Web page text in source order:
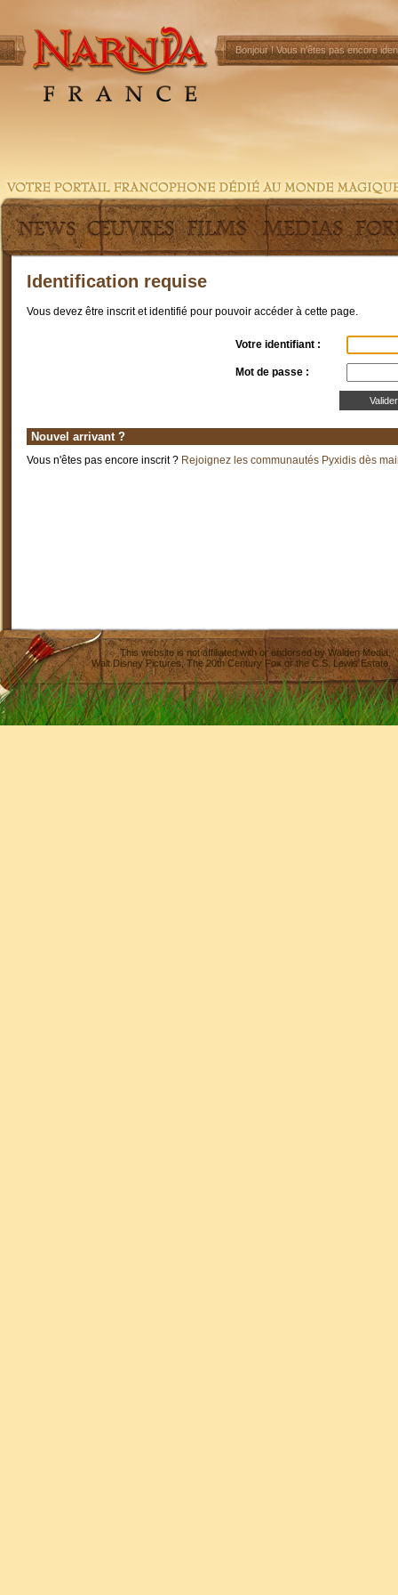
Bonjour !Vous n'êtes pas encore
Identification requise
Vous devez être inscrit et identifié pour pouvoir accéder à cette page.
Votre identifiant :
Mot de passe :
Nouvel arrivant ?
Vous n'êtes pas encore inscrit ? Rejoignez les communautés Pyxidis dès
This website is not affiliated with or endorsed byWalden Media
Walt Disney Pictures,The 20th Century Fox or the C.S. Lewis Estate.